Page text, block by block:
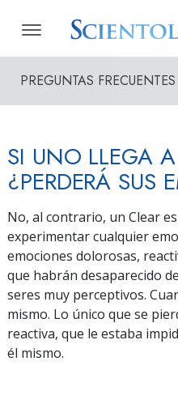
PREGUNTAS FRECUENTES
SI UNO LLEGA
¿PERDERÁ SUS
No, al contrario, un Clear
experimentar cualquier
emociones dolorosas,
que habrán desaparecido
seres muy perceptivos.
mismo. Lo único que se
reactiva, que le estaba
él mismo.